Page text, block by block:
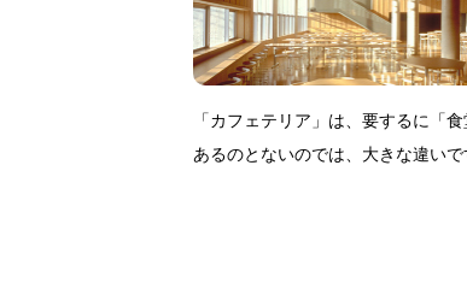
「カフェテリア」は、要するに「
あるのとないのでは、大きな違い